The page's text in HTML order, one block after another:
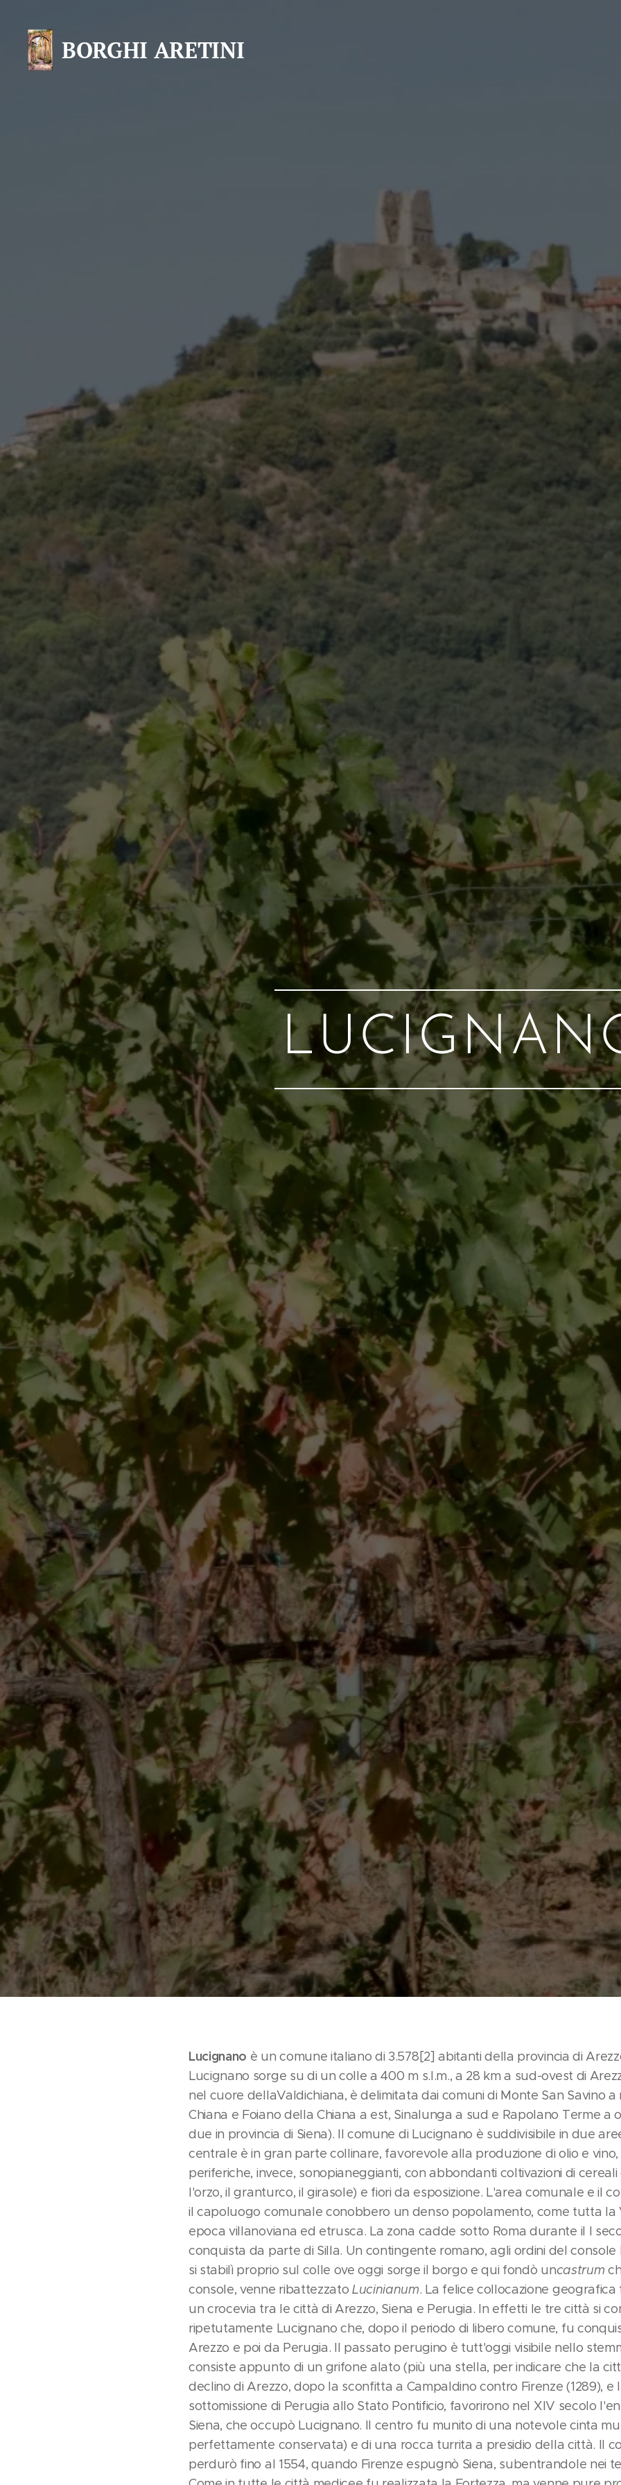
BORGHI ARETINI
Lucignano è un comune italiano di 3.578[2] abitanti della provincia di
Lucignano sorge su di un colle a 400 m s.l.m., a 28 km a sud-ovest di
nel cuore dellaValdichiana, è delimitata dai comuni di Monte San Savino
Chiana e Foiano della Chiana a est, Sinalunga a sud e Rapolano Terme a
due in provincia di Siena). Il comune di Lucignano è suddivisibile in due
centrale è in gran parte collinare, favorevole alla produzione di olio e
periferiche, invece, sonopianeggianti, con abbondanti coltivazioni di cereali
l'orzo, il granturco, il girasole) e fiori da esposizione. L'area comunale e il
il capoluogo comunale conobbero un denso popolamento, come tutta la
epoca villanoviana ed etrusca. La zona cadde sotto Roma durante il I
conquista da parte di Silla. Un contingente romano, agli ordini del console
si stabilì proprio sul colle ove oggi sorge il borgo e qui fondò uncastrum
console, venne ribattezzatoLucinianum. La felice collocazione
un crocevia tra le città di Arezzo, Siena e Perugia. In effetti le tre città si
ripetutamente Lucignano che, dopo il periodo di libero comune, fu
Arezzo e poi da Perugia. Il passato perugino è tutt'oggi visibile nello
consiste appunto di un grifone alato (più una stella, per indicare che la
declino di Arezzo, dopo la sconfitta a Campaldino contro Firenze (1289), e
sottomissione di Perugia allo Stato Pontificio, favorirono nel XIV secolo
Siena, che occupò Lucignano. Il centro fu munito di una notevole cinta
perfettamente conservata) e di una rocca turrita a presidio della città. Il
perdurò fino al 1554, quando Firenze espugnò Siena, subentrandole nei